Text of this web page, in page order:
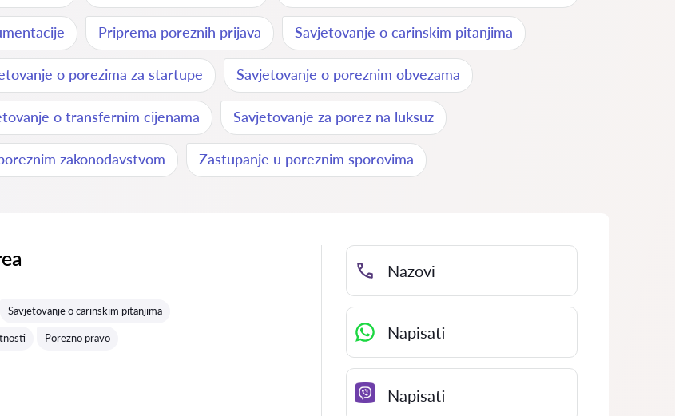
Priprema poreznih prijava Savjetovanje o carinskim pitanjima
o porezima za startupe Savjetovanje o poreznim obvezama
o transfernim cijenama Savjetovanje za porez na luksuz
zakonodavstvom Zastupanje u poreznim sporovima
Savjetovanje o carinskim pitanjima
Porezno pravo
Nazovi
Napisati
Napisati